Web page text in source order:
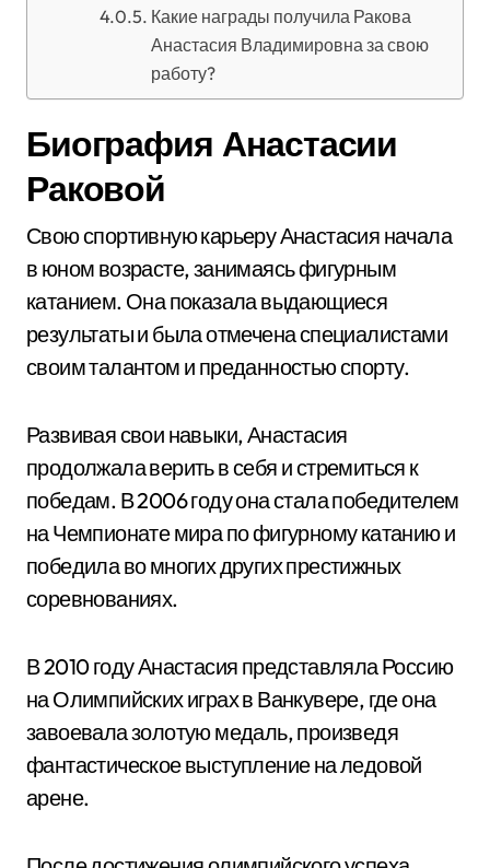
Какие награды получила Ракова
Анастасия Владимировна за свою
работу?
Биография Анастасии
Раковой
Свою спортивную карьеру Анастасия начала
в юном возрасте, занимаясь фигурным
катанием. Она показала выдающиеся
результаты и была отмечена специалистами
своим талантом и преданностью спорту.
Развивая свои навыки, Анастасия
продолжала верить в себя и стремиться к
победам. В 2006 году она стала победителем
на Чемпионате мира по фигурному катанию и
победила во многих других престижных
соревнованиях.
В 2010 году Анастасия представляла Россию
на Олимпийских играх в Ванкувере, где она
завоевала золотую медаль, произведя
фантастическое выступление на ледовой
арене.